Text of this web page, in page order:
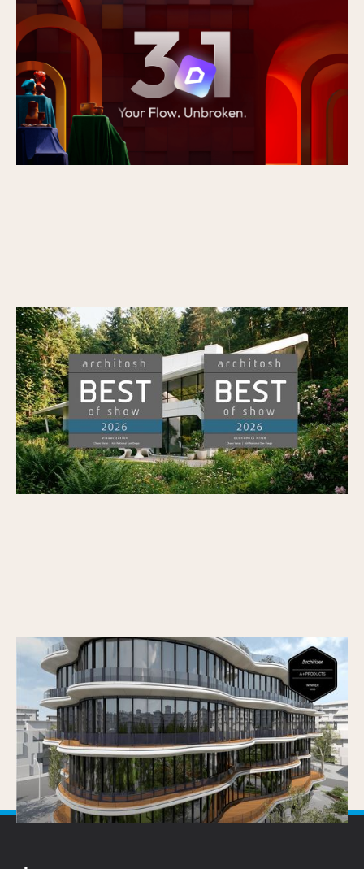
Nieuw in D5 3.1: van rendering naar een
volledig presentatieplatform
Gepubliceerd op 16/7/2026
Veras wint Architosh's BEST of SHOW in
Visualisatie en de Economics Prize op AIA26
Gepubliceerd op7/7/2026
Vectorworks Architectuur 2026 wint
Architizer A+Product Popular Choice Award
Gepubliceerd op25/6/2026